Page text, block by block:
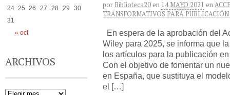
por Biblioteca20 en 14 MAYO 2021 en
TRANSFORMATIVOS PARA
En espera de la aprobación del
Wiley para 2025, se informa que
los artículos para la publicación
Con el objetivo de fomentar un
en España, que sustituya el
el […]
« oct
24 25 26 27 28 29
30
31
ARCHIVOS